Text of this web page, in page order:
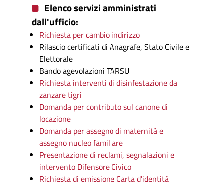
Elenco servizi amministrati
dall'ufficio:
Richiesta per cambio indirizzo
Rilascio certificati di Anagrafe, Stato Civile e
Elettorale
Bando agevolazioni TARSU
Richiesta interventi di disinfestazione da
zanzare tigri
Domanda per contributo sul canone di
locazione
Domanda per assegno di maternità e
assegno nucleo familiare
Presentazione di reclami, segnalazioni e
intervento Difensore Civico
Richiesta di emissione Carta d'identità